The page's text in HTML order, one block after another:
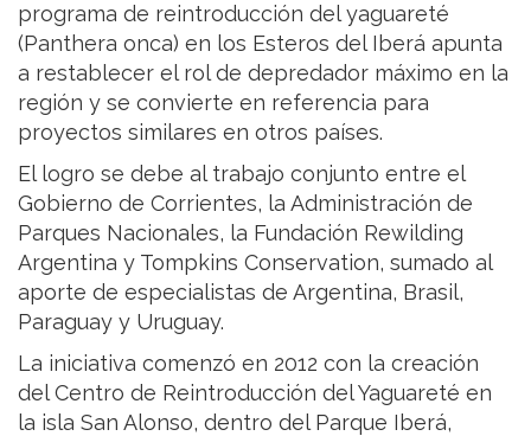
programa de reintroducción del yaguareté
(Panthera onca) en los Esteros del Iberá apunta
a restablecer el rol de depredador máximo en la
región y se convierte en referencia para
proyectos similares en otros países.
El logro se debe al trabajo conjunto entre el
Gobierno de Corrientes, la Administración de
Parques Nacionales, la Fundación Rewilding
Argentina y Tompkins Conservation, sumado al
aporte de especialistas de Argentina, Brasil,
Paraguay y Uruguay.
La iniciativa comenzó en 2012 con la creación
del Centro de Reintroducción del Yaguareté en
la isla San Alonso, dentro del Parque Iberá,